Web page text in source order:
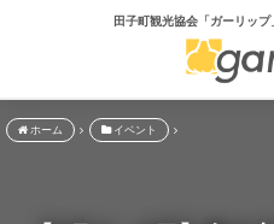
田子町観光協会「ガーリップ
ホーム イベント